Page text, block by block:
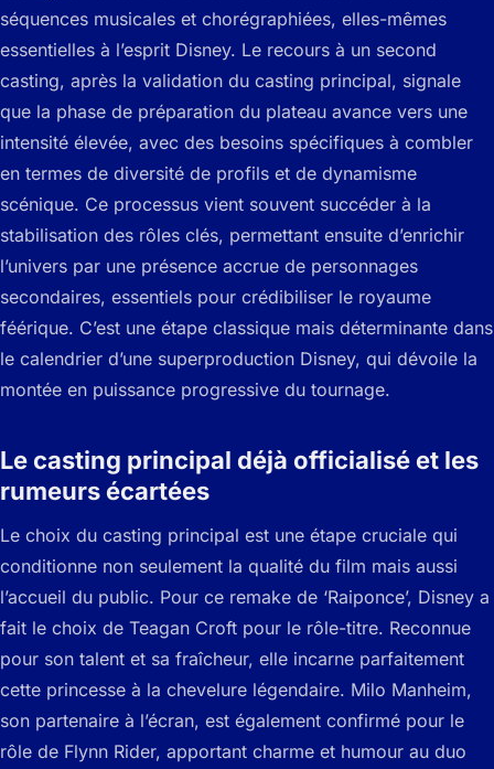
séquences musicales et chorégraphiées, elles-mêmes
essentielles à l’esprit Disney. Le recours à un second
casting, après la validation du casting principal, signale
que la phase de préparation du plateau avance vers une
intensité élevée, avec des besoins spécifiques à combler
en termes de diversité de profils et de dynamisme
scénique. Ce processus vient souvent succéder à la
stabilisation des rôles clés, permettant ensuite d’enrichir
l’univers par une présence accrue de personnages
secondaires, essentiels pour crédibiliser le royaume
féérique. C’est une étape classique mais déterminante dans
le calendrier d’une superproduction Disney, qui dévoile la
montée en puissance progressive du tournage.
Le casting principal déjà officialisé et les
rumeurs écartées
Le choix du casting principal est une étape cruciale qui
conditionne non seulement la qualité du film mais aussi
l’accueil du public. Pour ce remake de ‘Raiponce’, Disney a
fait le choix de Teagan Croft pour le rôle-titre. Reconnue
pour son talent et sa fraîcheur, elle incarne parfaitement
cette princesse à la chevelure légendaire. Milo Manheim,
son partenaire à l’écran, est également confirmé pour le
rôle de Flynn Rider, apportant charme et humour au duo